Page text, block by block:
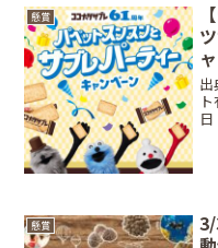
懸賞
懸賞